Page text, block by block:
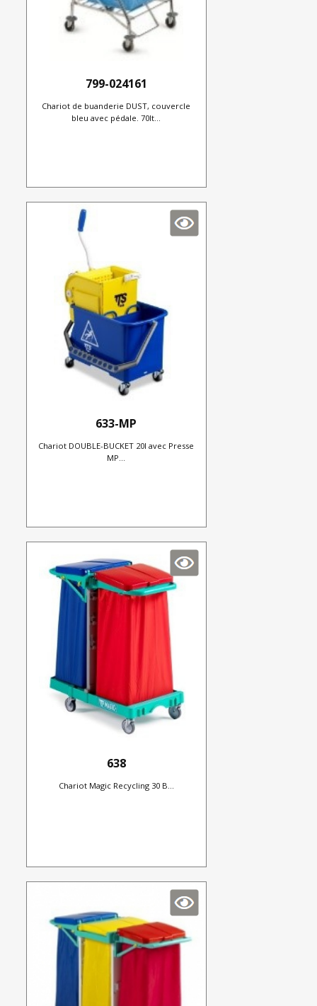
799-024161
Chariot de buanderie DUST, couvercle
bleu avec pédale. 70lt...
633-MP
Chariot DOUBLE-BUCKET 20l avec Presse
MP...
638
Chariot Magic Recycling 30 B...